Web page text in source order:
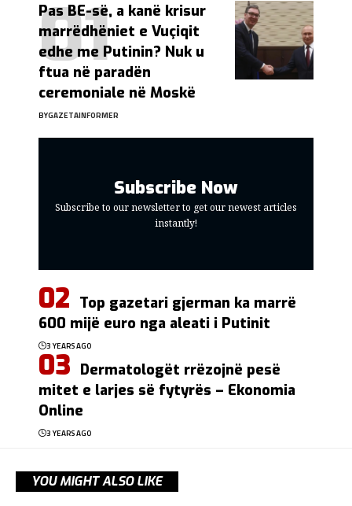
Pas BE-së, a kanë krisur
marrëdhëniet e Vuçiqit
edhe me Putinin? Nuk u
ftua në paradën
ceremoniale në Moskë
BYGAZETAINFORMER
Subscribe Now
Subscribe to our newsletter to get our newest articles
instantly!
Top gazetari gjerman ka marrë
600 mijë euro nga aleati i Putinit
3 YEARS AGO
Dermatologët rrëzojnë pesë
mitet e larjes së fytyrës – Ekonomia
Online
3 YEARS AGO
YOU MIGHT ALSO LIKE